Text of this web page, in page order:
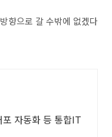
향으로 갈 수밖에 없겠다
자동화 등 통합IT